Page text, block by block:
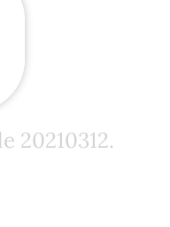
20210312.